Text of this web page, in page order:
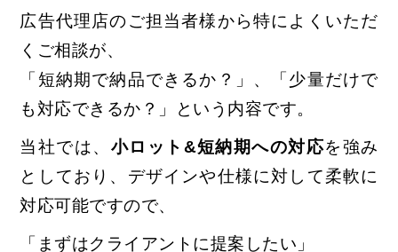
広告代理店のご担当者様から特によくいただ
くご相談が、
「短納期で納品できるか？」、「少量だけで
も対応できるか？」という内容です。
当社では、 小ロット&短納期への対応を強み
としており、 デザインや仕様に対して柔軟に
対応可能ですので、
「まずはクライアントに提案したい」